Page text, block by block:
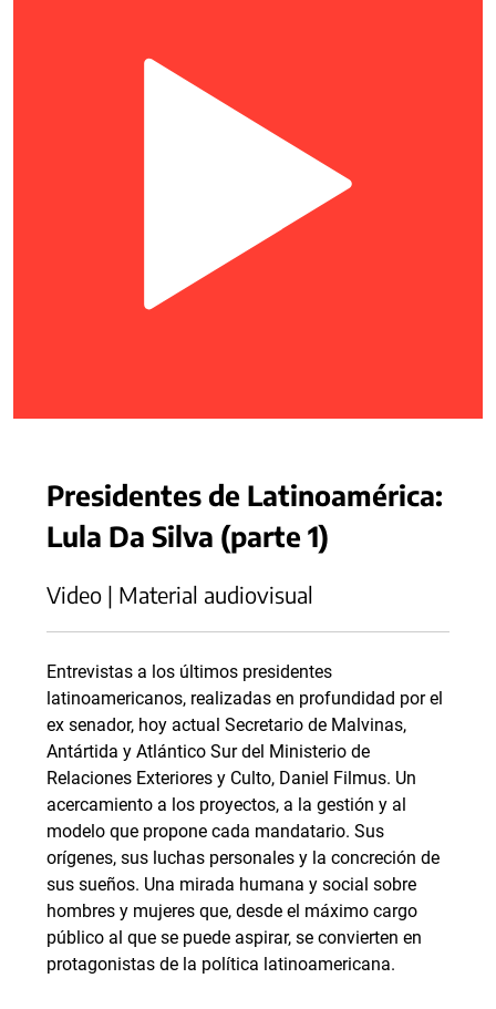
Presidentes de Latinoamérica:
Lula Da Silva (parte 1)
Video | Material audiovisual
Entrevistas a los últimos presidentes
latinoamericanos, realizadas en profundidad por el
ex senador, hoy actual Secretario de Malvinas,
Antártida y Atlántico Sur del Ministerio de
Relaciones Exteriores y Culto, Daniel Filmus. Un
acercamiento a los proyectos, a la gestión y al
modelo que propone cada mandatario. Sus
orígenes, sus luchas personales y la concreción de
sus sueños. Una mirada humana y social sobre
hombres y mujeres que, desde el máximo cargo
público al que se puede aspirar, se convierten en
protagonistas de la política latinoamericana.